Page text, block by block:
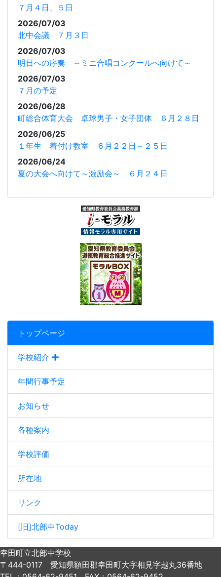
トップページ
学校紹介
年間行事予定
お知らせ
各種案内
学校評価
所在地
リンク
[旧]北部中Today
７月４日、５日
2026/07/03
北中会議 ７月３日
2026/07/03
明日への序奏 ～ミニ合唱コンクールへ向けて～
2026/07/03
７月の予定
2026/06/28
町総合体育大会 卓球男子・女子団体 ６月２８日
2026/06/25
１年生 着付け教室 ６月２２日～２５日
2026/06/24
夏の大会へ向けて～激励会～ ６月２４日
幸田町立北部中学校
〒444-0117 愛知県額田郡幸田町大字相見字越丸36番地